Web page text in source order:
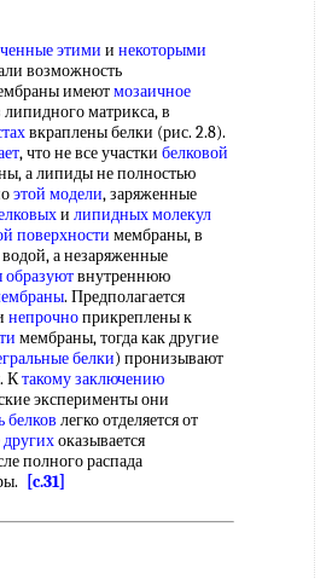
этими и некоторыми
возможность
имеютмозаичное
липидного матрикса, в
вкраплены белки (рис. 2.8).
, что не все участки белковой
а липиды не полностью
этой модели, заряженные
и липидных молекул
поверхности мембраны, в
а незаряженные
образуютвнутреннюю
. Предполагается
непрочноприкреплены к
мембраны, тогда как другие
белки) пронизывают
Ктакому заключению
эксперименты они
белков легко отделяется от
другихоказывается
полного распада
[c.31]